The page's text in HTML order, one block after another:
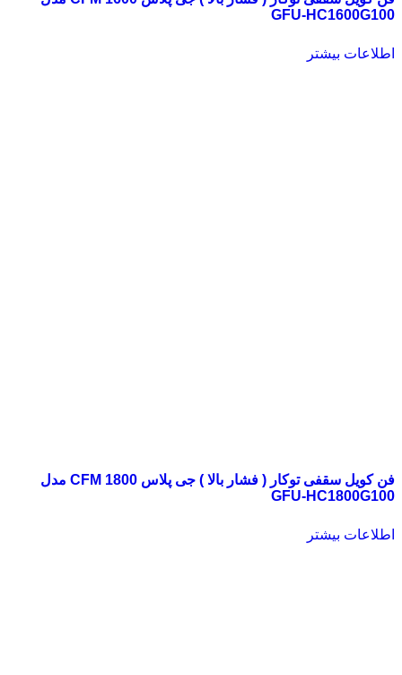
GFU-HC1600G100
اطلاعات بیشتر
فن کویل سقفی توکار ( فشار بالا ) جی پلاس 1800 CFM مدل
GFU-HC1800G100
اطلاعات بیشتر